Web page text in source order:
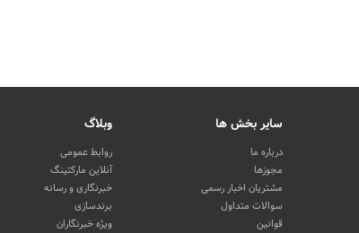
سایر بخش ها
درباره ما
مجوزها
مشتریان اخبار رسمی
سوالات متداول
قوانین
وبلاگ
روابط عمومی
آنلاین مارکتینگ
خبرنگاری و رسانه
برندسازی
ویژه خبرنگاران